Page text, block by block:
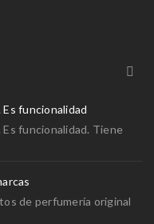
funcionalidad
funcionalidad. Tiene
de perfumería original